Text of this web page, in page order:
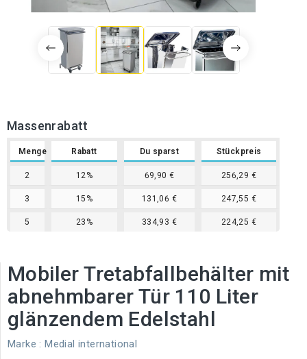
Massenrabatt
Menge Rabatt Du sparst Stückpreis
2 12% 69,90 € 256,29 €
3 15% 131,06 € 247,55 €
5 23% 334,93 € 224,25 €
Mobiler Tretabfallbehälter mit
abnehmbarer Tür 110 Liter
glänzendem Edelstahl
Marke : Medial international